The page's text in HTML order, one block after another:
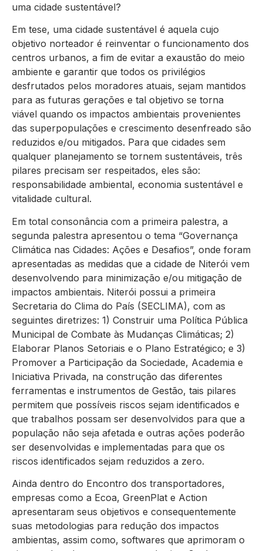
uma cidade sustentável?
Em tese, uma cidade sustentável é aquela cujo
objetivo norteador é reinventar o funcionamento dos
centros urbanos, a fim de evitar a exaustão do meio
ambiente e garantir que todos os privilégios
desfrutados pelos moradores atuais, sejam mantidos
para as futuras gerações e tal objetivo se torna
viável quando os impactos ambientais provenientes
das superpopulações e crescimento desenfreado são
reduzidos e/ou mitigados. Para que cidades sem
qualquer planejamento se tornem sustentáveis, três
pilares precisam ser respeitados, eles são:
responsabilidade ambiental, economia sustentável e
vitalidade cultural.
Em total consonância com a primeira palestra, a
segunda palestra apresentou o tema “Governança
Climática nas Cidades: Ações e Desafios”, onde foram
apresentadas as medidas que a cidade de Niterói vem
desenvolvendo para minimização e/ou mitigação de
impactos ambientais. Niterói possui a primeira
Secretaria do Clima do País (SECLIMA), com as
seguintes diretrizes: 1) Construir uma Política Pública
Municipal de Combate às Mudanças Climáticas; 2)
Elaborar Planos Setoriais e o Plano Estratégico; e 3)
Promover a Participação da Sociedade, Academia e
Iniciativa Privada, na construção das diferentes
ferramentas e instrumentos de Gestão, tais pilares
permitem que possíveis riscos sejam identificados e
que trabalhos possam ser desenvolvidos para que a
população não seja afetada e outras ações poderão
ser desenvolvidas e implementadas para que os
riscos identificados sejam reduzidos a zero.
Ainda dentro do Encontro dos transportadores,
empresas como a Ecoa, GreenPlat e Action
apresentaram seus objetivos e consequentemente
suas metodologias para redução dos impactos
ambientas, assim como, softwares que aprimoram o